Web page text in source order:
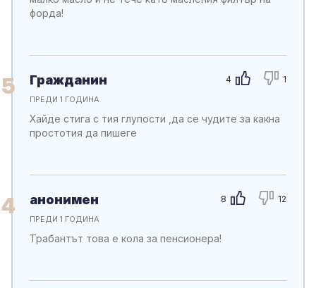
форда!
5 4 1
Гражданин
ПРЕДИ 1 ГОДИНА
Хайде стига с тия глупости ,да се чудите за какна
простотия да пишеге
4 8 12
анонимен
ПРЕДИ 1 ГОДИНА
Трабантът това е кола за пенсионера!